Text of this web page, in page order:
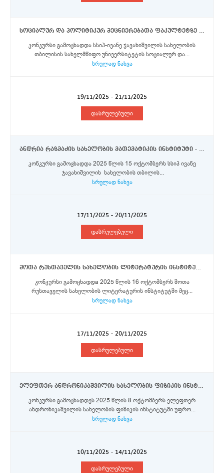
სოციალურ და პოლიტიკურ მეცნიერებათა ფაკულტეტზე (1 ვაკანსია) ანაზღაურებად სტაჟირებაზე.
კონკურსი გამოცხადდა სსიპ-ივანე ჯავახიშვილის სახელობის
თბილისის სახელმწიფო უნივერსიტეტის სოციალურ და...
სრულად ნახვა
19/11/2025 - 21/11/2025
დასრულებული
ანდრია რაზმაძის სახელობის მათემატიკის ინსტიტუტი - მთავარი მეცნიერი თანამშრომელი
კონკურსი გამოცხადდა 2025 წლის 15 ოქტომბერს სსიპ ივანე
ჯავახიშვილის სახელობის თბილის...
სრულად ნახვა
17/11/2025 - 20/11/2025
დასრულებული
შოთა რუსთაველის სახელობის ლიტერატურის ინსტიტუტი - მეცნიერი თანამშრომელი, უფროსი მეცნიერი თანამშრომელი
კონკურსი გამოცხადდa 2025 წლის 16 ოქტომბერს შოთა
რუსთაველის სახელობის ლიტერატურის ინსტიტუტში მეც...
სრულად ნახვა
17/11/2025 - 20/11/2025
დასრულებული
ელეფთერ ანდრონიკაშვილის სახელობის ფიზიკის ინსტიტუტი - უფროსი მეცნიერი თანამშრომლები
კონკურსი გამოცხადდეს 2025 წლის 8 ოქტომბერს ელეფთერ
ანდრონიკაშვილის სახელობის ფიზიკის ინსტიტუტში უფრო...
სრულად ნახვა
10/11/2025 - 14/11/2025
დასრულებული